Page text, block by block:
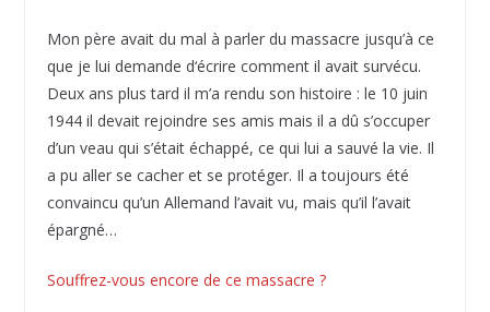
Mon père avait du mal à parler du massacre jusqu’à ce
que je lui demande d‘écrire comment il avait survécu.
Deux ans plus tard il m’a rendu son histoire : le 10 juin
1944 il devait rejoindre ses amis mais il a dû s’occuper
d’un veau qui s’était échappé, ce qui lui a sauvé la vie. Il
a pu aller se cacher et se protéger. Il a toujours été
convaincu qu’un Allemand l’avait vu, mais qu’il l’avait
épargné…
Souffrez-vous encore de ce massacre ?